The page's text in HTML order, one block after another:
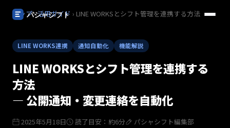
トップ›活用ガイド › LINE WORKSとシフト管理を連携する方法
LINE WORKS連携 通知自動化 機能解説
LINE WORKSとシフト管理を連携する
方法
— 公開通知・変更連絡を自動化
2025年5月18日 読了目安：約6分 パシャシフト編集部